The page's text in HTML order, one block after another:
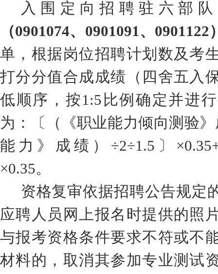
入围 定向招聘驻 六部队
（0901074、 0901091、 0901122
单，根据岗位招聘计划数及考
打分分值合成成绩（四舍五入
低顺序，按1:5 比例确定并进
为：〔（《职业能力倾向测验
能力》成绩） ÷2÷1.5 〕
×0.35。
资格复审依据招聘公告规定
应聘人员网上报名时提供的照
与报考资格条件要求不符或不
材料的，取消其参加专业测试